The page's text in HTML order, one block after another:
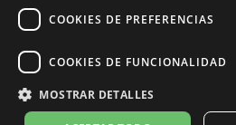
Español
COOKIES DE PREFERENCIAS
COOKIES DE FUNCIONALIDAD
MOSTRAR DETALLES